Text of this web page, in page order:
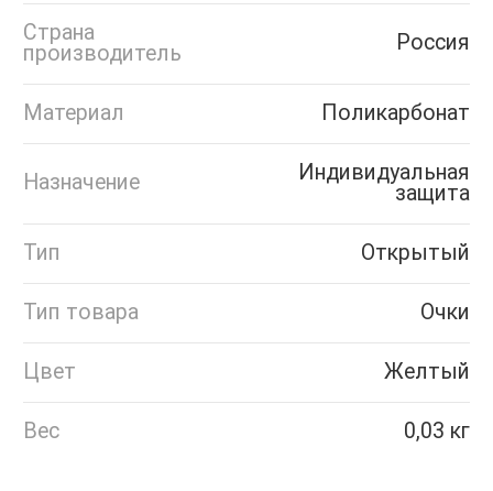
Страна
производитель
Россия
Материал Поликарбонат
Назначение
Индивидуальная
защита
Тип Открытый
Тип товара Очки
Цвет Желтый
Вес 0,03 кг